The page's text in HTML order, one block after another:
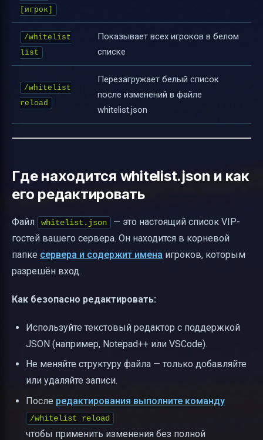
[игрок]
/whitelist
list
Показывает всех игроков в белом
списке
/whitelist
reload
Перезагружает белый список
после изменений в файле
whitelist.json
Где находится whitelist.json и как
его редактировать
Файл whitelist.json
— это настоящий список VIP-
гостей вашего сервера. Он находится в корневой
папке сервера и содержит имена игроков, которым
разрешён вход.
Как безопасно редактировать:
Используйте текстовый редактор с поддержкой
JSON (например, Notepad++ или VSCode).
Не меняйте структуру файла — только добавляйте
или удаляйте записи.
После редактирования выполните команду
/whitelist reload
чтобы применить изменения без полной